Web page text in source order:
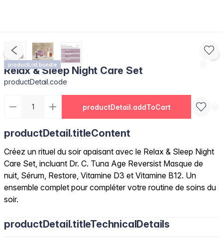
productList.bundle
Relax & Sleep Night Care Set
productDetail.code
productDetail.addToCart
productDetail.titleContent
Créez un rituel du soir apaisant avec le Relax & Sleep Night
Care Set, incluant Dr. C. Tuna Age Reversist Masque de
nuit, Sérum, Restore, Vitamine D3 et Vitamine B12. Un
ensemble complet pour compléter votre routine de soins du
soir.
productDetail.titleTechnicalDetails